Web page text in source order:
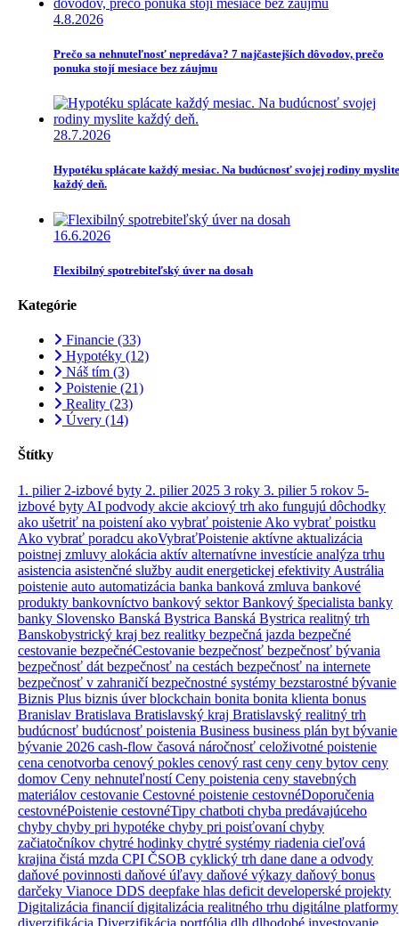
4.8.2026
Prečo sa nehnuteľnosť nepredáva? 7 najčastejších dôvodov, prečo
ponuka stojí mesiace bez záujmu
28.7.2026
Hypotéku splácate každý mesiac. Na budúcnosť svojej rodiny myslite
každý deň.
16.6.2026
Flexibilný spotrebiteľský úver na dosah
Kategórie
Financie (33)
Hypotéky (12)
Náš tím (3)
Poistenie (21)
Reality (23)
Úvery (14)
Štítky
1. pilier 2-izbové byty 2. pilier 2025 3 roky 3. pilier 5 rokov 5-
izbové byty AI podvody akcie akciový trh ako fungujú dôchodky
ako ušetriť na poisteníako vybrať poistenie Ako vybrať poistku
Ako vybrať poradcu akoVybraťPoistenie aktívne aktualizácia
poistnej zmluvy alokácia aktív alternatívne investície analýza trhu
asistencia asistenčné služby audit energetickej efektivity Austrália
poistenie auto automatizácia banka banková zmluva bankové
produkty bankovníctvo bankový sektorBankový špecialista banky
banky Slovensko Banská Bystrica Banská Bystrica realitný trh
Banskobystrický kraj bez realitky bezpečná jazda bezpečné
cestovanie bezpečnéCestovanie bezpečnosť bezpečnosť bývania
bezpečnosť dát bezpečnosť na cestách bezpečnosť na internete
bezpečnosť v zahraničíbezpečnostné systémy bezstarostné bývanie
Biznis Plus biznis úverblockchain bonita bonita klienta bonus
Branislav Bratislava Bratislavský kraj Bratislavský realitný trh
budúcnosť budúcnosť poistenia Business business plán byt bývanie
bývanie 2026 cash-flow časová náročnosť celoživotné poistenie
cena cenotvorba cenový pokles cenový rast ceny ceny bytov ceny
domov Ceny nehnuteľnostíCeny poistenia ceny stavebných
materiálov cestovanie Cestovné poistenie cestovnéDoporučenia
cestovnéPoistenie cestovnéTipy chatboti chyba predávajúceho
chyby chyby pri hypotéke chyby pri poisťovaníchyby
začiatočníkov chytré hodinky chytré systémy riadenia cieľová
krajina čistá mzda CPI ČSOB cyklický trh dane dane a odvody
daňové povinnosti daňové úľavy daňové výkazy daňový bonus
darčeky Vianoce DDS deepfake hlas deficit developerské projekty
Digitalizácia financiídigitalizácia realitného trhu digitálne platformy
diverzifikácia Diverzifikácia portfólia dlh dlhodobé investovanie